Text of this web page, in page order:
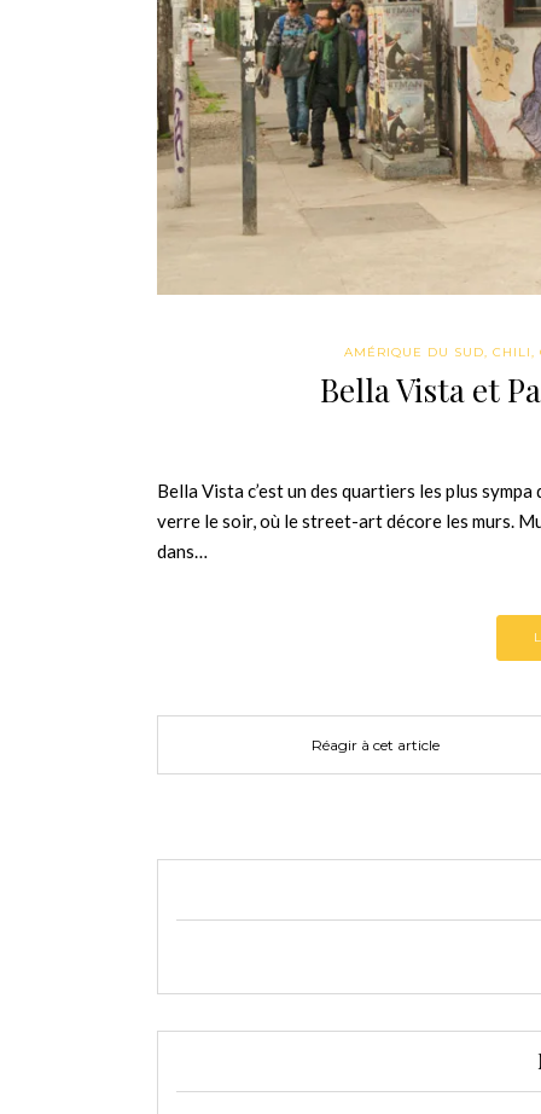
AMÉRIQUE DU SUD, CHILI,
Bella Vista et
Bella Vista c’est un des quartiers les plus
verre le soir, où le street-art décore les murs.
dans…
Réagir à cet article